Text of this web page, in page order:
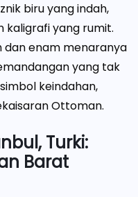
biru yang indah,
kaligrafi yang rumit.
dan enam menaranya
yang tak
keindahan,
Ottoman.
Turki:
Barat